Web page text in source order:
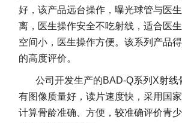
好，该产品远台操作，曝光球管与医
离，医生操作安全不吃射线，适合医
空间小，医生操作方便。该系列产品
的高度评价。
公司开发生产的BAD-Q系列X射线
有图像质量好，读片速度快，采用国
计算骨龄准确、方便，较准确评价青